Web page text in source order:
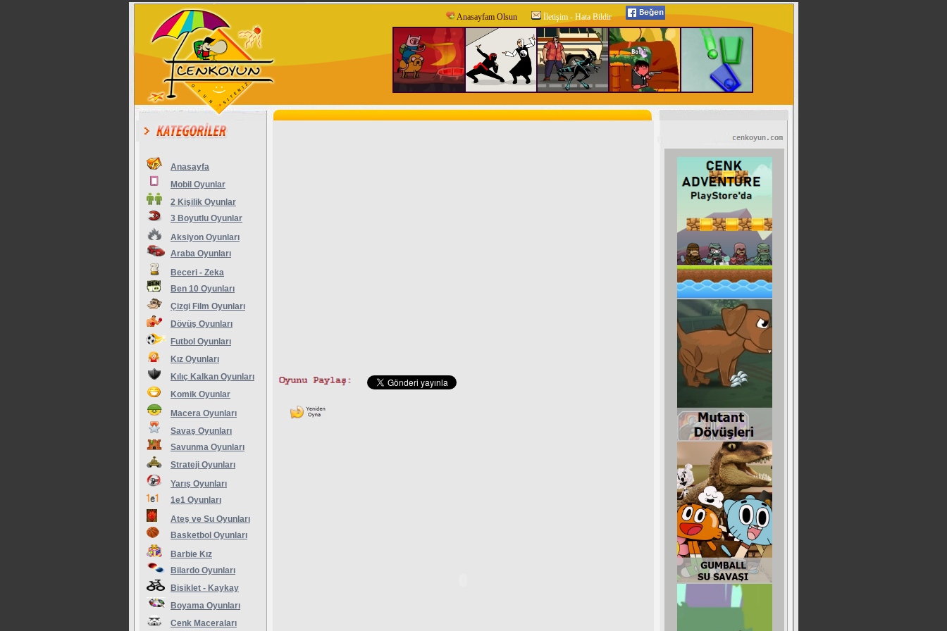
Anasayfam Olsun İletişim - Hata Bildir
Anasayfa
Mobil Oyunlar
2 Kişilik Oyunlar
3 Boyutlu Oyunlar
Aksiyon Oyunları
Araba Oyunları
Beceri - Zeka
Ben 10 Oyunları
Çizgi Film Oyunları
Dövüş Oyunları
Futbol Oyunları
Kız Oyunları
Kılıç Kalkan Oyunları
Komik Oyunlar
Macera Oyunları
Savaş Oyunları
Savunma Oyunları
Strateji Oyunları
Yarış Oyunları
1e1 Oyunları
Ateş ve Su Oyunları
Basketbol Oyunları
Barbie Kız
Bilardo Oyunları
Bisiklet - Kaykay
Boyama Oyunları
Cenk Maceraları